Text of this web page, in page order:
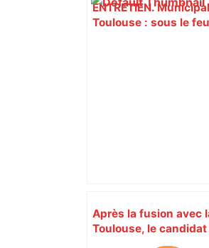
ENTRETIEN.
Toulouse : sous le
Après la fusion avec
Toulouse, le
dynamique qui nous